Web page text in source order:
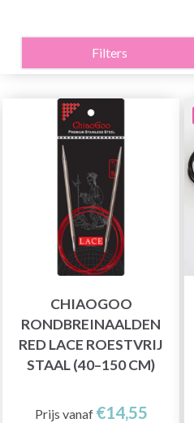
Filters
CHIAOGOO
RONDBREINAALDEN
RED LACE ROESTVRIJ
STAAL (40–150 CM)
Prijs vanaf €14,55